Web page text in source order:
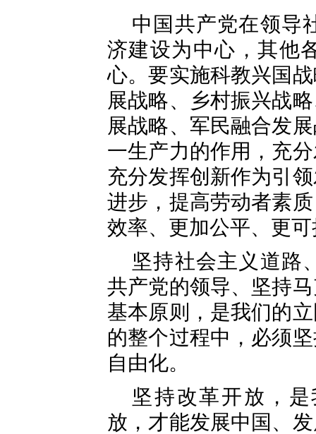
中国共产党在领导
济建设为中心，其他
心。要实施科教兴国
展战略、乡村振兴战
展战略、军民融合发
一生产力的作用，充
充分发挥创新作为引
进步，提高劳动者素
效率、更加公平、更
坚持社会主义道路
共产党的领导、坚持
基本原则，是我们的
的整个过程中，必须
自由化。
坚持改革开放，
放，才能发展中国、